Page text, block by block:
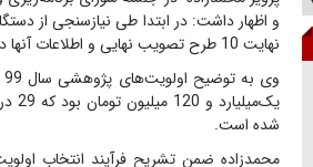
نهایت 10 طرح تصویب نهایی و اطلاعات آنها در سامانه سمات ثبت شد.
شده است.